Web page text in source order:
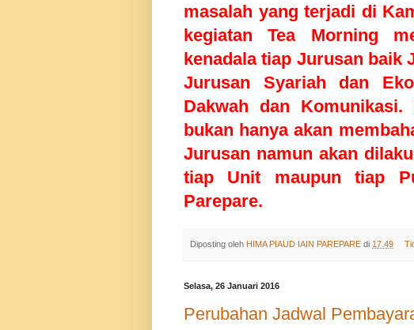
masalah yang terjadi di
kegiatan Tea Morning
kenadala tiap Jurusan baik
Jurusan Syariah dan
Dakwah dan
bukan hanya akan
Jurusan namun akan
tiap Unit maupun tiap
Parepare.
Diposting oleh HIMA PIAUD IAIN PAREPARE di 17.49
Selasa, 26 Januari 2016
Perubahan Jadwal